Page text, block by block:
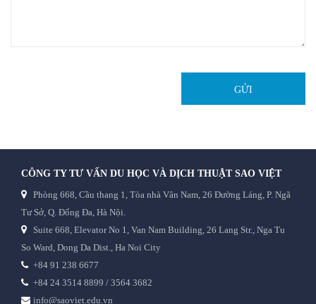
GỬI
CÔNG TY TƯ VẤN DU HỌC VÀ DỊCH THUẬT SAO VIỆT
Phòng 668, Cầu thang 1, Tòa nhà Vân Nam, 26 Đường Láng, P. Ngã
Tư Sở, Q. Đống Đa, Hà Nội.
Suite 668, Elevator No 1, Van Nam Building, 26 Lang Str., Nga Tu
So Ward, Dong Da Dist., Ha Noi City
+84 91 238 6677
+84 24 3514 8899 / 3564 3682
info@saoviet.edu.vn